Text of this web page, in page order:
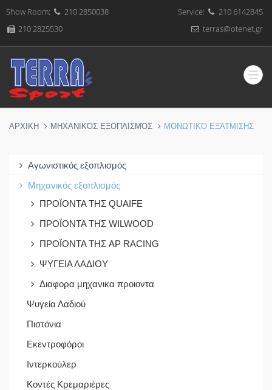
Show Room:
210 2850038
210 2825530
Service:
210 6142845
terras@otenet.gr
ΑΡΧΙΚΗ ΜΗΧΑΝΙΚΌΣ ΕΞΟΠΛΙΣΜΌΣ ΜΟΝΩΤΙΚΌ ΕΞΆΤΜΙΣΗΣ
Αγωνιστικός εξοπλισμός
Μηχανικός εξοπλισμός
ΠΡΟΪΟΝΤΑ ΤΗΣ QUAIFE
ΠΡΟΪΟΝΤΑ ΤΗΣ WILWOOD
ΠΡΟΪΟΝΤΑ ΤΗΣ AP RACING
ΨΥΓΕΙΑ ΛΑΔΙΟΥ
Διαφορα μηχανικα προιοντα
Ψυγεία Λαδιού
Πιστόνια
Εκεντροφόροι
Ιντερκούλερ
Κοντές Κρεμαριέρες